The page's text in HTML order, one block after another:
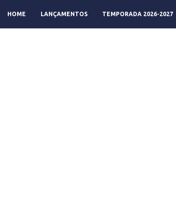
HOME LANÇAMENTOS TEMPORADA 2026-2027